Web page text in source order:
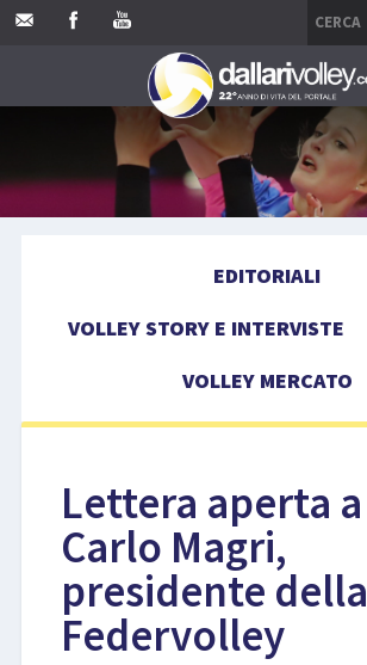
HOME
EVENTI
LIBRI
EDITORIALI
VOLLEY STORY E INTERVISTE
VOLLEY MERCATO
Lettera aperta a
Carlo Magri,
presidente della
Federvolley